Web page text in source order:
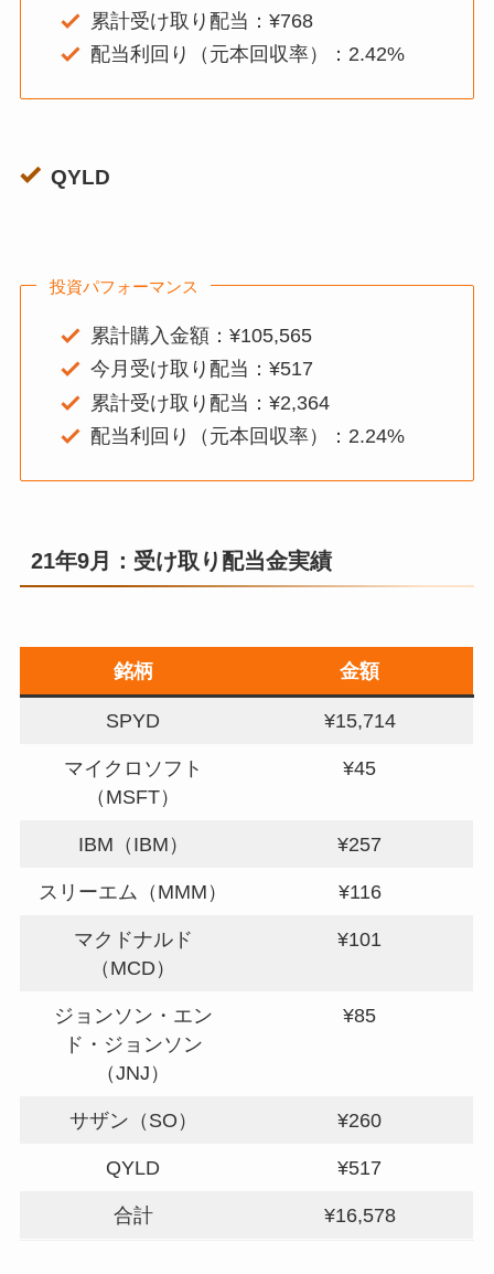
累計受け取り配当：¥768
配当利回り（元本回収率）：2.42%
QYLD
投資パフォーマンス
累計購入金額：¥105,565
今月受け取り配当：¥517
累計受け取り配当：¥2,364
配当利回り（元本回収率）：2.24%
21年9月：受け取り配当金実績
銘柄 金額
SPYD ¥15,714
マイクロソフト
（MSFT）
¥45
IBM（IBM） ¥257
スリーエム（MMM） ¥116
マクドナルド
（MCD）
¥101
ジョンソン・エン
ド・ジョンソン
（JNJ）
¥85
サザン（SO） ¥260
QYLD ¥517
合計 ¥16,578